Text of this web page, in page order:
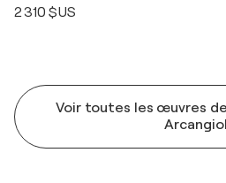
2 310 $US
Voir toutes les œuvres